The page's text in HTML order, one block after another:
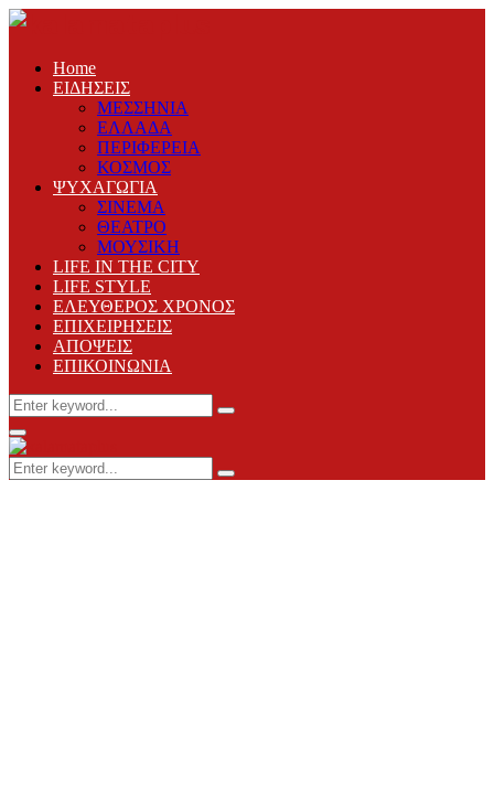
Home
ΕΙΔΗΣΕΙΣ
ΜΕΣΣΗΝΙΑ
ΕΛΛΑΔΑ
ΠΕΡΙΦΕΡΕΙΑ
ΚΟΣΜΟΣ
ΨΥΧΑΓΩΓΙΑ
ΣΙΝΕΜΑ
ΘΕΑΤΡΟ
ΜΟΥΣΙΚΗ
LIFE IN THE CITY
LIFE STYLE
ΕΛΕΥΘΕΡΟΣ ΧΡΟΝΟΣ
ΕΠΙΧΕΙΡΗΣΕΙΣ
ΑΠΟΨΕΙΣ
ΕΠΙΚΟΙΝΩΝΙΑ
Search
for:
Search
Primary
Menu
Search
for:
Search